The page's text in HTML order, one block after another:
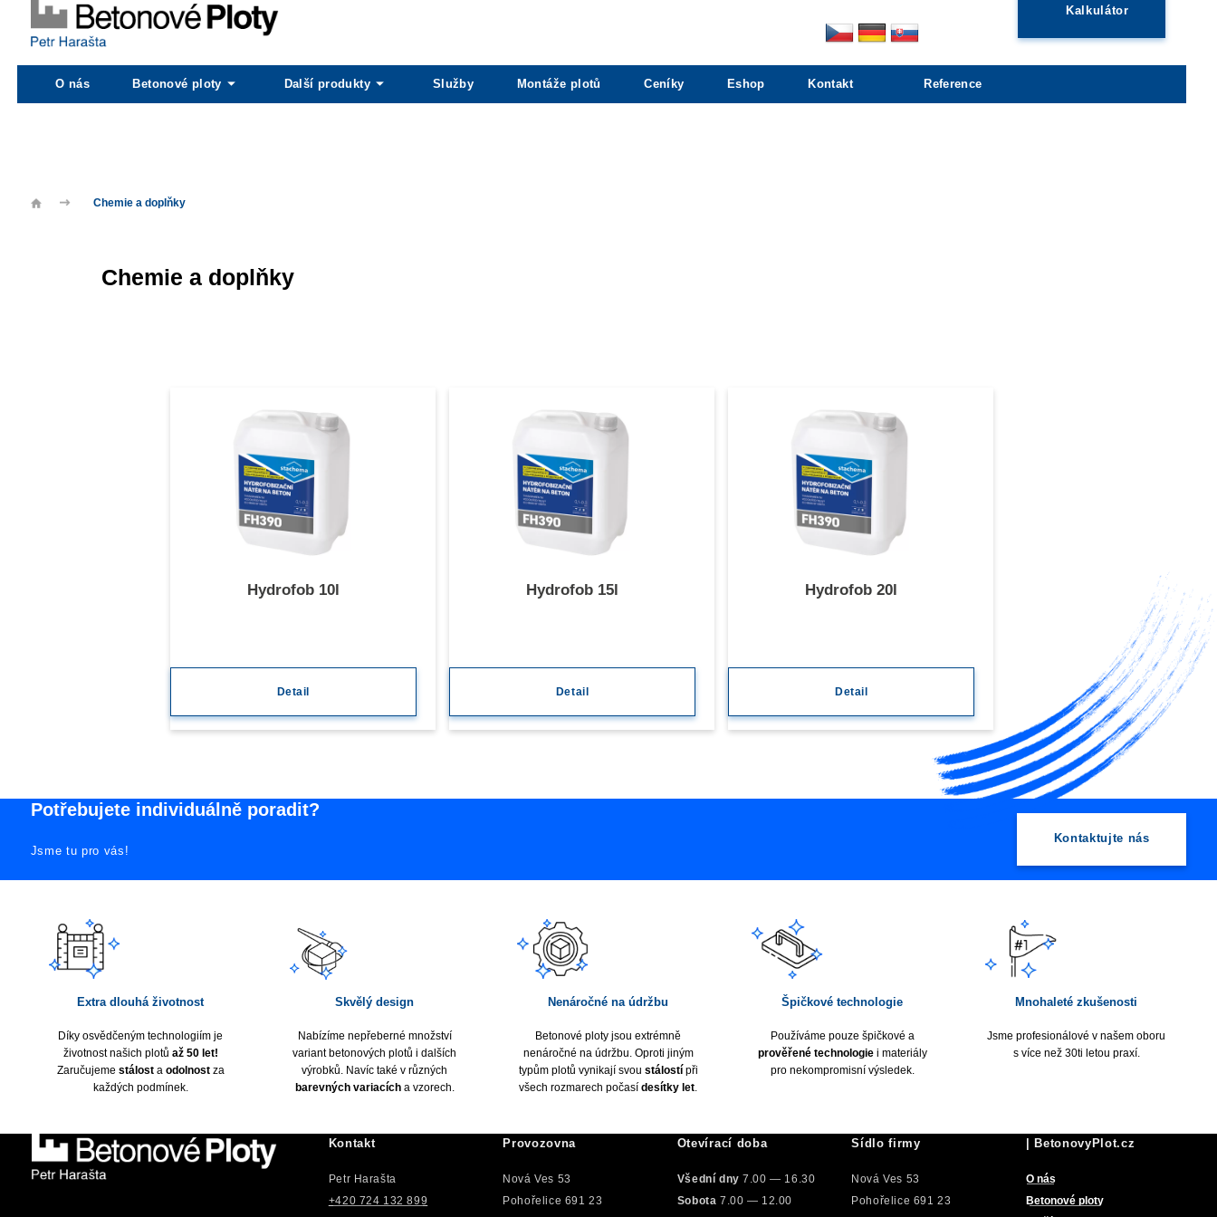
O nás Betonové ploty Další produkty Služby Montáže plotů Ceníky Eshop Kontakt Reference
Kalkulátor
Chemie a doplňky
Chemie a doplňky
Hydrofob 10l
Detail
Hydrofob 15l
Detail
Hydrofob 20l
Detail
Potřebujete individuálně poradit?
Jsme tu pro vás!
Kontaktujte nás
Extra dlouhá životnost
Díky osvědčeným technologiím je
životnost našich plotů až 50 let!
Zaručujeme stálosta odolnostza
každých podmínek.
Skvělý design
Nabízíme nepřeberné množství
variant betonových plotů i dalších
výrobků. Navíc také v různých
barevných variacícha vzorech.
Nenáročné na údržbu
Betonové ploty jsou extrémně
nenáročné na údržbu. Oproti jiným
typům plotů vynikají svou stálostípři
všech rozmarech počasídesítky let
Špičkové technologie
Používáme pouze špičkové a
prověřené technologiei materiály
pro nekompromisní výsledek.
Mnohaleté zkušenosti
Jsme profesionálové v našem oboru
s více než 30ti letou praxí.
Kontakt
Petr Harašta
+420 724 132 899
Provozovna
Nová Ves 53
Pohořelice 691 23
Otevírací doba
Všední dny 7.00 — 16.30
Sobota 7.00 — 12.00
Sídlo firmy
Nová Ves 53
Pohořelice 691 23
| BetonovyPlot.cz
O nás
Betonové ploty